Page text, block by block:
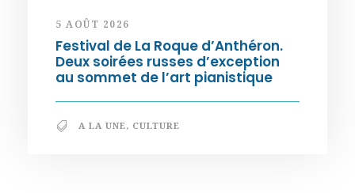
5 AOÛT 2026
Festival de La Roque d’Anthéron.
Deux soirées russes d’exception
au sommet de l’art pianistique
A LA UNE, CULTURE